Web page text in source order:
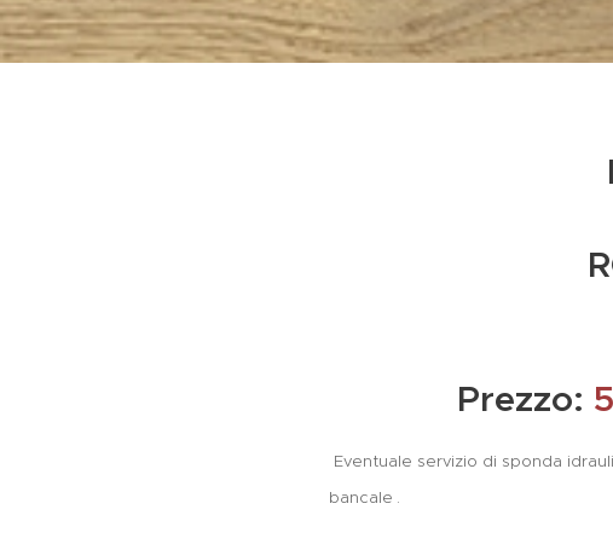
Prezzo:
Eventuale servizio di sponda
bancale .